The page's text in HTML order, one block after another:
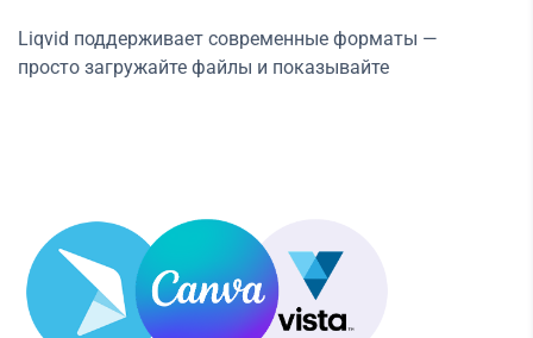
Liqvid поддерживает современные форматы —
просто загружайте файлы и показывайте